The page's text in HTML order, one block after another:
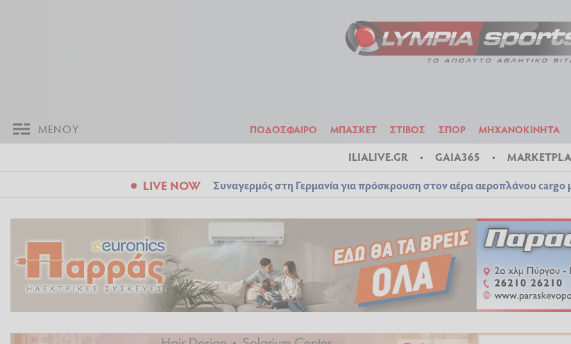
ΜΕΝΟΥ ΠΟΔΟΣΦΑΙΡΟ ΜΠΑΣΚΕΤ ΣΤΙΒΟΣ ΣΠΟΡ ΜΗΧΑΝΟΚΙΝΗΤΑ
ILIALIVE.GR GAIA365
LIVE NOW Συναγερμός στη Γερμανία για πρόσκρουση στον αέρα αεροπλάνου
ΠΟΔΟΣΦΑΙΡΟ ΜΠΑΣΚΕΤ ΣΤΙΒΟΣ ΣΠΟΡ